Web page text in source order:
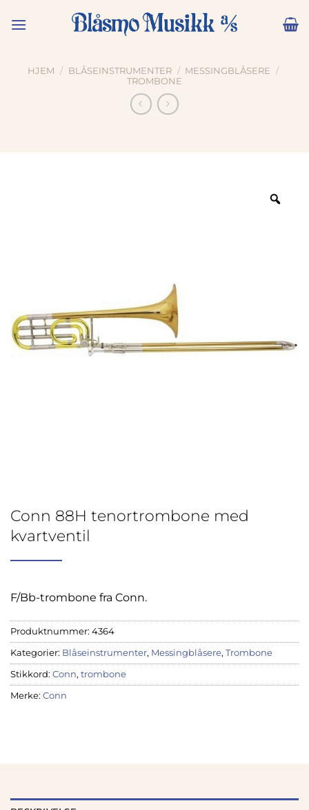
HJEM / BLÅSEINSTRUMENTER / MESSINGBLÅSERE
/
TROMBONE
Conn 88H tenortrombone med
kvartventil
F/Bb-trombone fra Conn.
Produktnummer: 4364
Kategorier: Blåseinstrumenter, Messingblåsere, Trombone
Stikkord: Conn, trombone
Merke: Conn